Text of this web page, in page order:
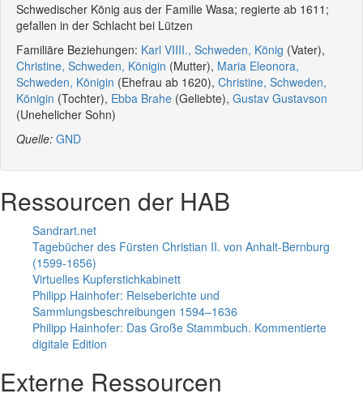
Schwedischer König aus der Familie Wasa; regierte ab 1611;
gefallen in der Schlacht bei Lützen
Familiäre Beziehungen: Karl VIIII., Schweden, König (Vater),
Christine, Schweden, Königin (Mutter), Maria Eleonora,
Schweden, Königin (Ehefrau ab 1620), Christine, Schweden,
Königin (Tochter), Ebba Brahe (Geliebte), Gustav Gustavson
(Unehelicher Sohn)
Quelle: GND
Ressourcen der HAB
Sandrart.net
Tagebücher des Fürsten Christian II. von Anhalt-Bernburg
(1599-1656)
Virtuelles Kupferstichkabinett
Philipp Hainhofer: Reiseberichte und
Sammlungsbeschreibungen 1594–1636
Philipp Hainhofer: Das Große Stammbuch. Kommentierte
digitale Edition
Externe Ressourcen